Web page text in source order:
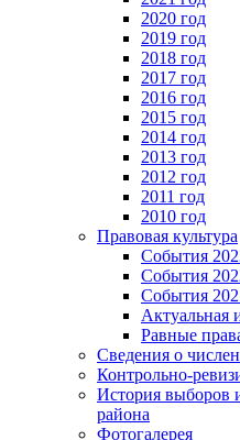
2020 год
2019 год
2018 год
2017 год
2016 год
2015 год
2014 год
2013 год
2012 год
2011 год
2010 год
Правовая культура
События
События
События
Актуальная
Равные
Сведения о
Контрольно-
История выборов
района
Фотогалерея